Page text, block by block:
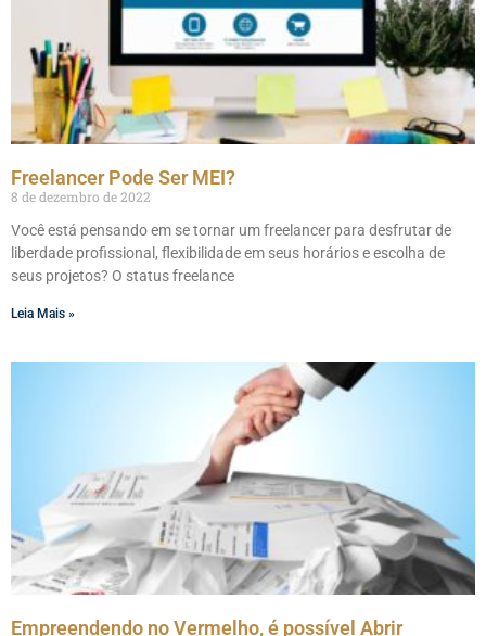
Freelancer Pode Ser MEI?
8 de dezembro de 2022
Você está pensando em se tornar um freelancer para desfrutar de
liberdade profissional, flexibilidade em seus horários e escolha de
seus projetos? O status freelance
Leia Mais »
Empreendendo no Vermelho, é possível Abrir